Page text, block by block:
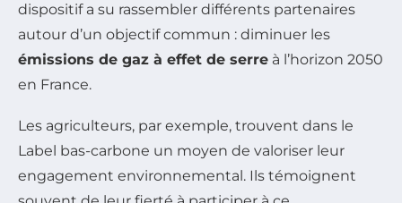
dispositif a su rassembler différents partenaires
autour d’un objectif commun : diminuer les
émissions de gaz à effet de serre à l’horizon 2050
en France.
Les agriculteurs, par exemple, trouvent dans le
Label bas-carbone un moyen de valoriser leur
engagement environnemental. Ils témoignent